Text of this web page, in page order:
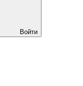
Войти